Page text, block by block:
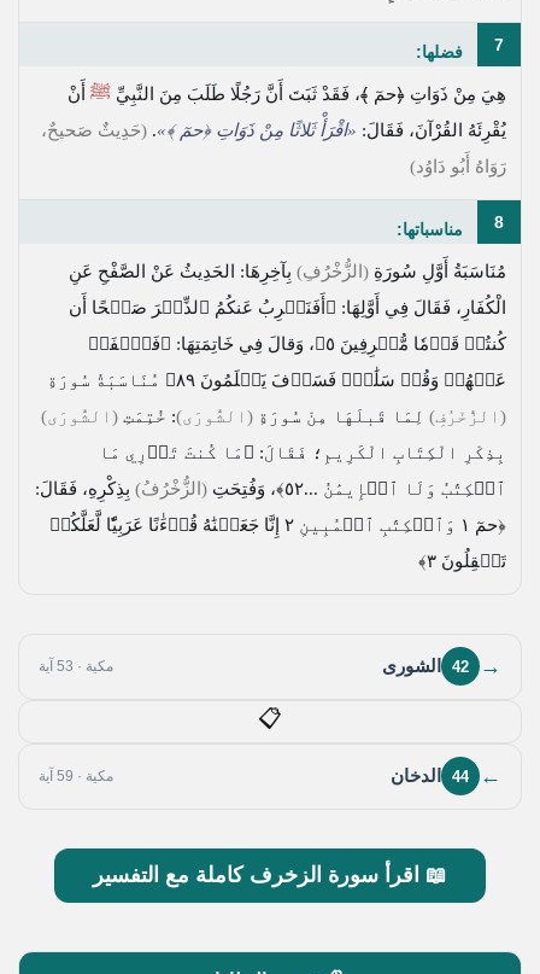
7 فضلها:
هِيَ مِنْ ذَوَاتِ ﴿حمٓ ﴾، فَقَدْ ثَبَتَ أَنَّ رَجُلًا طَلَبَ مِنَ النَّبِيِّ ﷺ أَنْ
يُقْرِئَهُ القُرْآنَ، فَقَالَ: «اقْرَأْ ثَلاثًا مِنْ ذَوَاتِ﴿حمٓ ﴾»
. (حَدِيثٌ صَحيحٌ،
رَوَاهُ أَبُو دَاوُد)
8 مناسباتها:
مُنَاسَبَةُ أَوَّلِ سُورَةِ (الزُّخْرُفِ) بِآخِرِهَا: الحَدِيثُ عَنْ الصَّفْحِ عَنِ
الْكُفَارِ، فَقَالَ فِي أَوَّلِهَا: ﴿أَفَنَضۡرِبُ عَنكُمُ ٱلذِّكۡرَ صَفۡحًا أَن
كُنتُمۡ قَوۡمٗا مُّسۡرِفِينَ ٥﴾
، وَقالَ فِي خَاتِمَتِهَا: ﴿فَٱصۡفَحۡ
عَنۡهُمۡ وَقُلۡ سَلَٰمٞۚ فَسَوۡفَ يَعۡلَمُونَ ٨٩﴾
مُنَاسَبَةُ سُورَةِ
(الزُّخْرُفِ) لِمَا قَبلَهَا مِنْ سُورَةِ (الشُّورَى): خُتِمَتِ (الشُّورَى)
بِذِكْرِ الْكِتَابِ الْكَرِيمِ؛ فَقَالَ: ﴿مَا كُنتَ تَدۡرِي مَا
ٱلۡكِتَٰبُ وَلَا ٱلۡإِيمَٰنُ ...٥٢﴾
، وَفُتِحَتِ (الزُّخْرُفُ) بِذِكْرِهِ، فَقَالَ:
﴿حمٓ ١ وَٱلۡكِتَٰبِ ٱلۡمُبِينِ ٢ إِنَّا جَعَلۡنَٰهُ قُرۡءَٰنًا عَرَبِيّٗا لَّعَلَّكُمۡ
تَعۡقِلُونَ ٣﴾
→
42 الشورى مكية · 53 آية
📋
←
44 الدخان مكية · 59 آية
📖 اقرأ سورة الزخرف كاملة مع التفسير